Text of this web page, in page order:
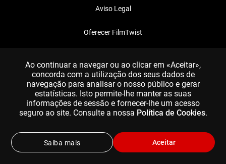
Aviso Legal
Oferecer FilmTwist
Ao continuar a navegar ou ao clicar em «Aceitar»,
concorda com a utilização dos seus dados de
navegação para analisar o nosso público e gerar
estatísticas. Isto permite-lhe manter as suas
informações de sessão e fornecer-lhe um acesso
seguro ao site. Consulte a nossa Política de Cookies.
Aceitar
Saiba mais